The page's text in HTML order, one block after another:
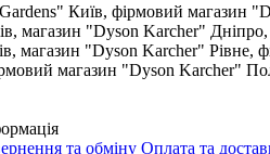
Київ, фірмовий магазин
магазин "Dyson Karcher"
магазин "Dyson Karcher" Рівне,
магазин "Dyson Karcher"
та обміну Оплата та